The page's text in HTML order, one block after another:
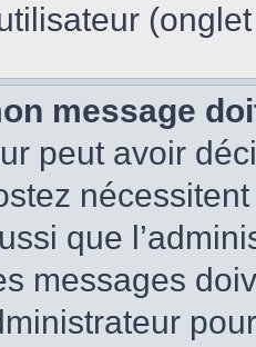
message
peut avoir
que
messages